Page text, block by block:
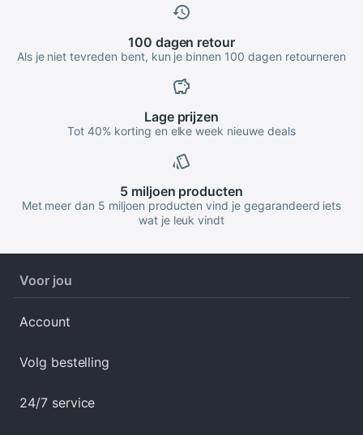
100 dagen retour
Als je niet tevreden bent, kun je binnen 100 dagen retourneren
Lageprijzen
Tot 40% korting en elke week nieuwe deals
5 miljoen producten
Met meer dan 5 miljoen producten vind je gegarandeerd iets
wat je leuk vindt
Voor jou
Account
Volg bestelling
24/7 service